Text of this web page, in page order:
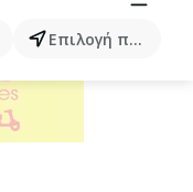
προϊόντων...
Επιλογή πόλης